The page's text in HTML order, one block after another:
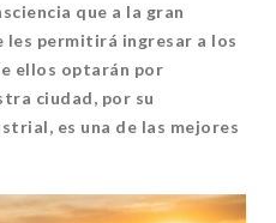
que a la gran
les permitirá ingresar a los
ellos optarán por
ciudad, por su
es una de las mejores